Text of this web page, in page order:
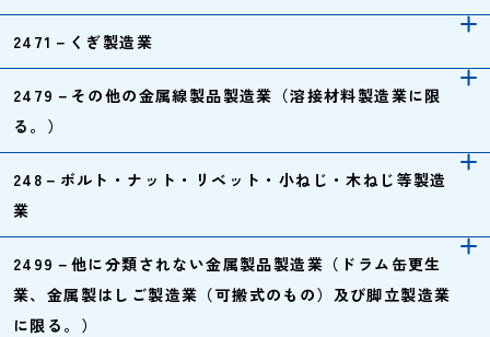
2471－くぎ製造業
2479－その他の金属線製品製造業（溶接材料製造業に限
る。）
248－ボルト・ナット・リベット・小ねじ・木ねじ等製造
業
2499－他に分類されない金属製品製造業（ドラム缶更生
業、金属製はしご製造業（可搬式のもの）及び脚立製造業
に限る。）